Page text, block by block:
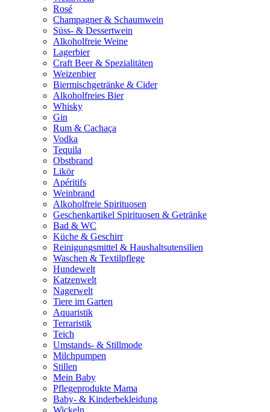
Rosé
Champagner & Schaumwein
Süss- & Dessertwein
Alkoholfreie Weine
Lagerbier
Craft Beer & Spezialitäten
Weizenbier
Biermischgetränke & Cider
Alkoholfreies Bier
Whisky
Gin
Rum & Cachaça
Vodka
Tequila
Obstbrand
Likör
Apéritifs
Weinbrand
Alkoholfreie Spirituosen
Geschenkartikel Spirituosen & Getränke
Bad & WC
Küche & Geschirr
Reinigungsmittel & Haushaltsutensilien
Waschen & Textilpflege
Hundewelt
Katzenwelt
Nagerwelt
Tiere im Garten
Aquaristik
Terraristik
Teich
Umstands- & Stillmode
Milchpumpen
Stillen
Mein Baby
Pflegeprodukte Mama
Baby- & Kinderbekleidung
Wickeln